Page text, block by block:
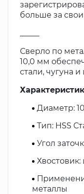
больше за
Сверло по
10,0 мм
стали, чугуна
Диаметр:
Тип: HSS
Угол
металлы